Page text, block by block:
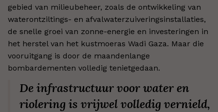
gebied van milieubeheer, zoals de ontwikkeling van
waterontziltings- en afvalwaterzuiveringsinstallaties,
de snelle groei van zonne-energie en investeringen in
het herstel van het kustmoeras Wadi Gaza. Maar die
vooruitgang is door de maandenlange
bombardementen volledig tenietgedaan.
De infrastructuur voor water en
riolering is vrijwel volledig vernield,